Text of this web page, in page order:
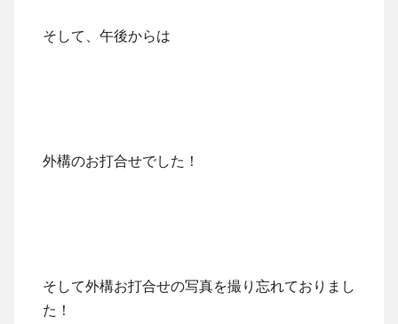
そして、午後からは
外構のお打合せでした！
そして外構お打合せの写真を撮り忘れておりまし
た！